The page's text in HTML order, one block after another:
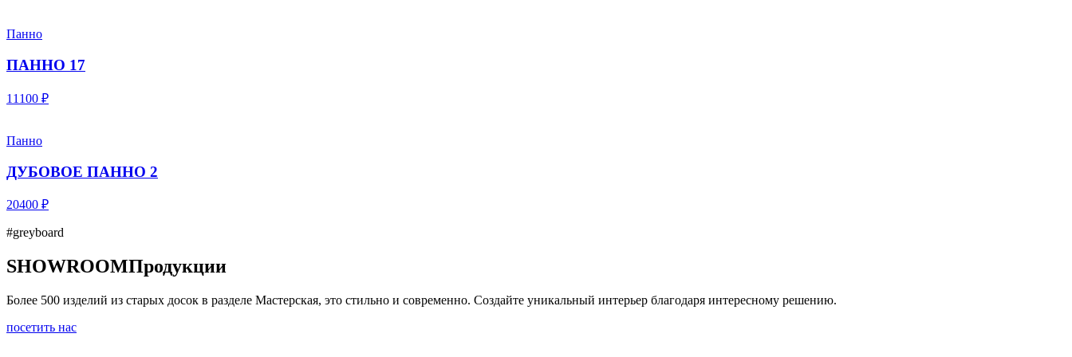
Панно
ПАННО 17
11100 ₽
Панно
ДУБОВОЕ ПАННО 2
20400 ₽
#greyboard
SHOWROOMПродукции
Более 500 изделий из старых досок в разделе Мастерская, это стильно и современно. Создайте уникальный интерьер благодаря интересному решению.
посетить нас